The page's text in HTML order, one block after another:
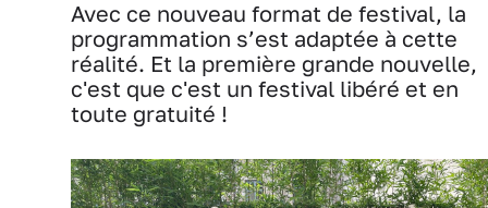
Avec ce nouveau format de festival, la
programmation s’est adaptée à cette
réalité. Et la première grande nouvelle,
c'est que c'est un festival libéré et en
toute gratuité !